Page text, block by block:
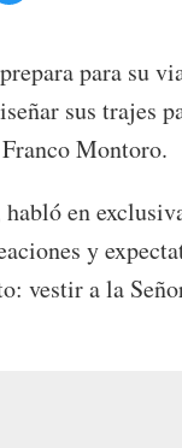
para su
sus trajes
Montoro.
habló en
y
vestir a la